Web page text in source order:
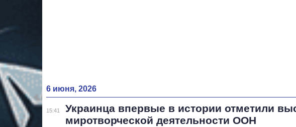
6 июня, 2026
15:41
Украинца впервые в истории отметили
миротворческой деятельности ООН